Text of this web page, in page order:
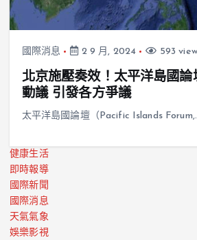
國際消息 2 9 月, 2024 593
北京施壓奏效！太平洋島國論
動議 引發各方爭議
太平洋島國論壇（Pacific Islands
健康生活
即時報導
國際新聞
國際消息
天氣氣象
娛樂影視